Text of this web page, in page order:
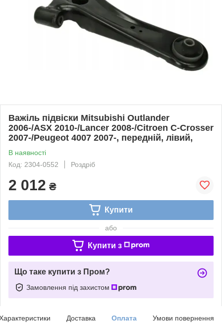
Важіль підвіски Mitsubishi Outlander
2006-/ASX 2010-/Lancer 2008-/Citroen C-Crosser
2007-/Peugeot 4007 2007-, передній, лівий,
В наявності
Код: 2304-0552
Роздріб
2 012 ₴
Купити
або
Купити з
Що таке купити з Пром?
Замовлення під захистом
Доставка Оплата Умови повернення